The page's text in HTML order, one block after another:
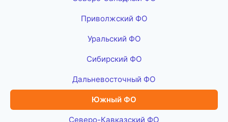
Приволжский ФО
Уральский ФО
Сибирский ФО
Дальневосточный ФО
Южный ФО
Северо-Кавказский ФО